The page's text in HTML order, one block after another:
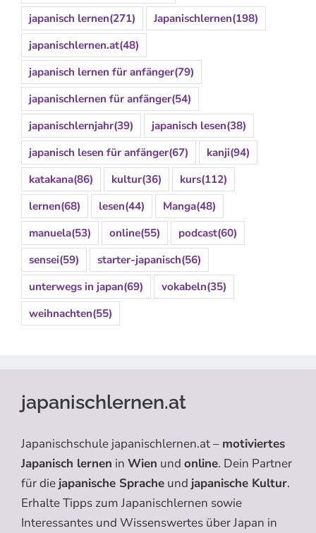
japanisch lernen(271) Japanischlernen(198)
japanischlernen.at(48)
japanisch lernen für anfänger(79)
japanischlernen für anfänger(54)
japanischlernjahr(39) japanisch lesen(38)
japanisch lesen für anfänger(67) kanji(94)
katakana(86) kultur(36) kurs(112)
lernen(68) lesen(44) Manga(48)
manuela(53) online(55) podcast(60)
sensei(59) starter-japanisch(56)
unterwegs in japan(69) vokabeln(35)
weihnachten(55)
japanischlernen.at
Japanischschule japanischlernen.at – motiviertes
Japanisch lernen in Wien und online. Dein Partner
für die japanische Sprache und japanische Kultur.
Erhalte Tipps zum Japanischlernen sowie
Interessantes und Wissenswertes über Japan in